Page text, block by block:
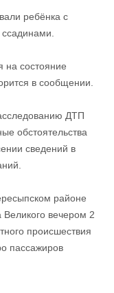
ребёнка с
на состояние
в сообщении.
ДТП
обстоятельства
сведений в
районе
вечером 2
происшествия
пассажиров